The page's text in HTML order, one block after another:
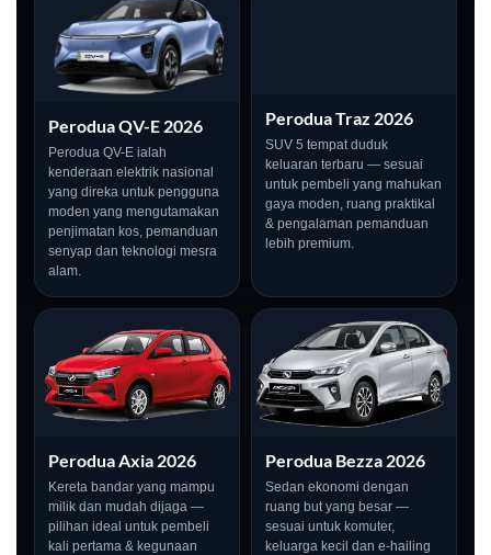
Perodua QV-E 2026
Perodua QV-E ialah
kenderaan elektrik nasional
yang direka untuk pengguna
moden yang mengutamakan
penjimatan kos, pemanduan
senyap dan teknologi mesra
alam.
Perodua Traz 2026
SUV 5 tempat duduk
keluaran terbaru — sesuai
untuk pembeli yang mahukan
gaya moden, ruang praktikal
& pengalaman pemanduan
lebih premium.
Perodua Axia 2026
Kereta bandar yang mampu
milik dan mudah dijaga —
pilihan ideal untuk pembeli
kali pertama & kegunaan
Perodua Bezza 2026
Sedan ekonomi dengan
ruang but yang besar —
sesuai untuk komuter,
keluarga kecil dan e-hailing